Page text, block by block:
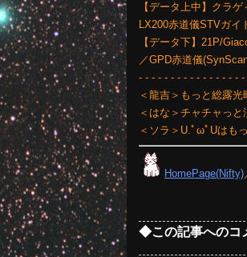
【データ上中】クラ
LX200赤道儀STVガイ
【データ下】21P/
／GPD赤道儀
- - - - - - - - - - - - - - - -
＜龍吉＞もっと総露光
＜はな＞チャチャっ
＜ソラ＞U.ﾟωﾟUはも
HomePage(Nifty)
◆この記事へのコ